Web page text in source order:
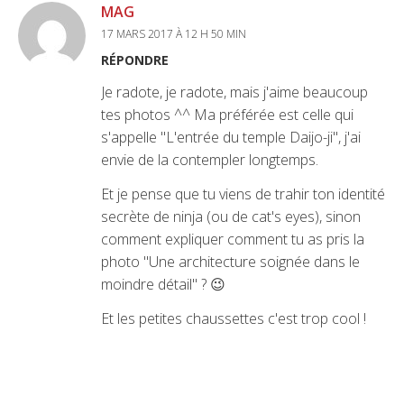
MAG
17 MARS 2017 À 12 H 50 MIN
RÉPONDRE
Je radote, je radote, mais j'aime beaucoup
tes photos ^^ Ma préférée est celle qui
s'appelle "L'entrée du temple Daijo-ji", j'ai
envie de la contempler longtemps.
Et je pense que tu viens de trahir ton identité
secrète de ninja (ou de cat's eyes), sinon
comment expliquer comment tu as pris la
photo "Une architecture soignée dans le
moindre détail" ? 😉
Et les petites chaussettes c'est trop cool !